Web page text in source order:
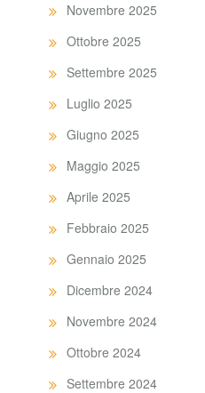
Novembre 2025
Ottobre 2025
Settembre 2025
Luglio 2025
Giugno 2025
Maggio 2025
Aprile 2025
Febbraio 2025
Gennaio 2025
Dicembre 2024
Novembre 2024
Ottobre 2024
Settembre 2024